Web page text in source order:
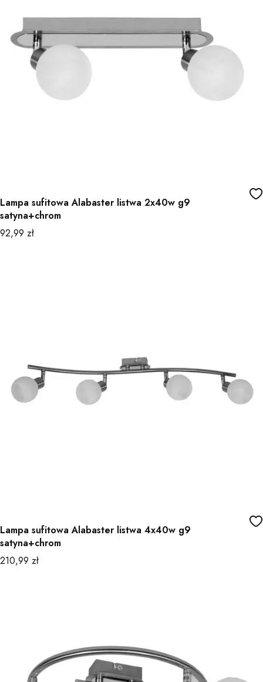
Lampa sufitowa Alabaster listwa 2x40w g9
satyna+chrom
Cena
92,99 zł
Lampa sufitowa Alabaster listwa 4x40w g9
satyna+chrom
Cena
210,99 zł